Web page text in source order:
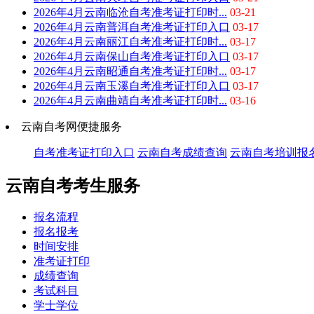
2026年4月云南临沧自考准考证打印时... 03-21
2026年4月云南普洱自考准考证打印入口 03-17
2026年4月云南丽江自考准考证打印时... 03-17
2026年4月云南保山自考准考证打印入口 03-17
2026年4月云南昭通自考准考证打印时... 03-17
2026年4月云南玉溪自考准考证打印入口 03-17
2026年4月云南曲靖自考准考证打印时... 03-16
云南自考网便捷服务
自考准考证打印入口 云南自考成绩查询 云南自考培训报
云南自考考生服务
报名流程
报名报考
时间安排
准考证打印
成绩查询
考试科目
学士学位